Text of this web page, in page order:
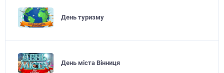
День туризму
День міста Вінниця